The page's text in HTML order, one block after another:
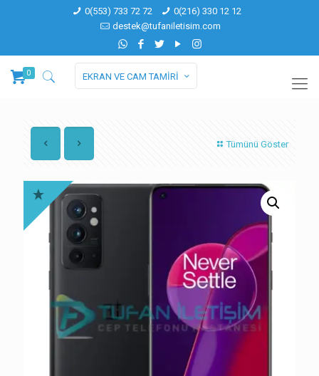
0(553) 733 72 72
0(216) 330 12 12
destek@tufaniletisim.com
0 EKRAN VE CAM TAMİRİ
Tümünü Göster